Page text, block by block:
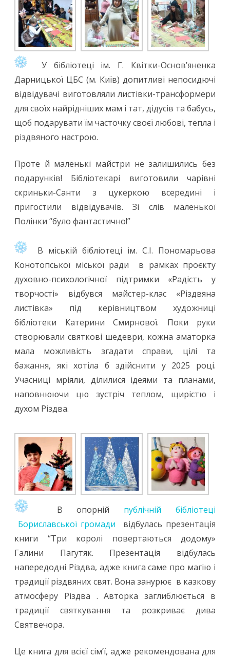
У бібліотеці ім. Г. Квітки-Основ’яненка
Дарницької ЦБС (м. Київ) допитливі непосидючі
відвідувачі виготовляли листівки-трансформери
для своїх найрідніших мам і тат, дідусів та бабусь,
щоб подарувати їм часточку своєї любові, тепла і
різдвяного настрою.
Проте й маленькі майстри не залишились без
подарунків! Бібліотекарі виготовили чарівні
скриньки-Санти з цукеркою всередині і
пригостили відвідувачів. Зі слів маленької
Полінки “було фантастично!”
В міській бібліотеці ім. С.І. Пономарьова
Конотопської міської ради в рамках проєкту
духовно-психологічної підтримки «Радість у
творчості» відбувся майстер-клас «Різдвяна
листівка» під керівництвом художниці
бібліотеки Катерини Смирнової. Поки руки
створювали святкові шедеври, кожна аматорка
мала можливість згадати справи, цілі та
бажання, які хотіла б здійснити у 2025 році.
Учасниці мріяли, ділилися ідеями та планами,
наповнюючи цю зустріч теплом, щирістю і
духом Різдва.
В опорній публічній бібліотеці
Бориславської громади відбулась презентація
книги “Три королі повертаються додому»
Галини Пагутяк. Презентація відбулась
напередодні Різдва, адже книга саме про магію і
традиції різдвяних свят. Вона занурює в казкову
атмосферу Різдва . Авторка заглиблюється в
традиції святкування та розкриває дива
Святвечора.
Це книга для всієї сім’ї, адже рекомендована для